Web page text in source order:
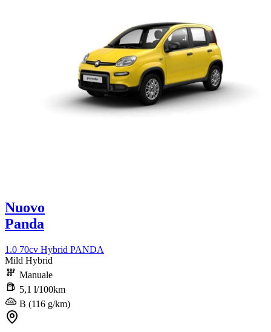
Nuovo
Panda
1.0 70cv Hybrid PANDA
Mild Hybrid
Manuale
5,1 l/100km
B (116 g/km)